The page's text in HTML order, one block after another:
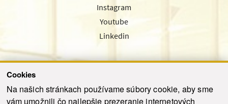
Cookies
Na našich stránkach používame súbory cookie, aby sme
vám umožnili čo najlepšie prezeranie internetových
Instagram
Youtube
Linkedin